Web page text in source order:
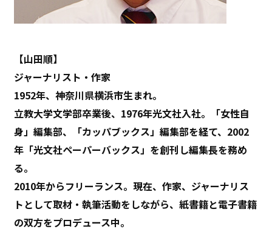
【山田順】
ジャーナリスト・作家
1952年、神奈川県横浜市生まれ。
立教大学文学部卒業後、1976年光文社入社。「女性自
身」編集部、「カッパブックス」編集部を経て、2002
年「光文社ペーパーバックス」を創刊し編集長を務め
る。
2010年からフリーランス。現在、作家、ジャーナリス
トとして取材・執筆活動をしながら、紙書籍と電子書籍
の双方をプロデュース中。